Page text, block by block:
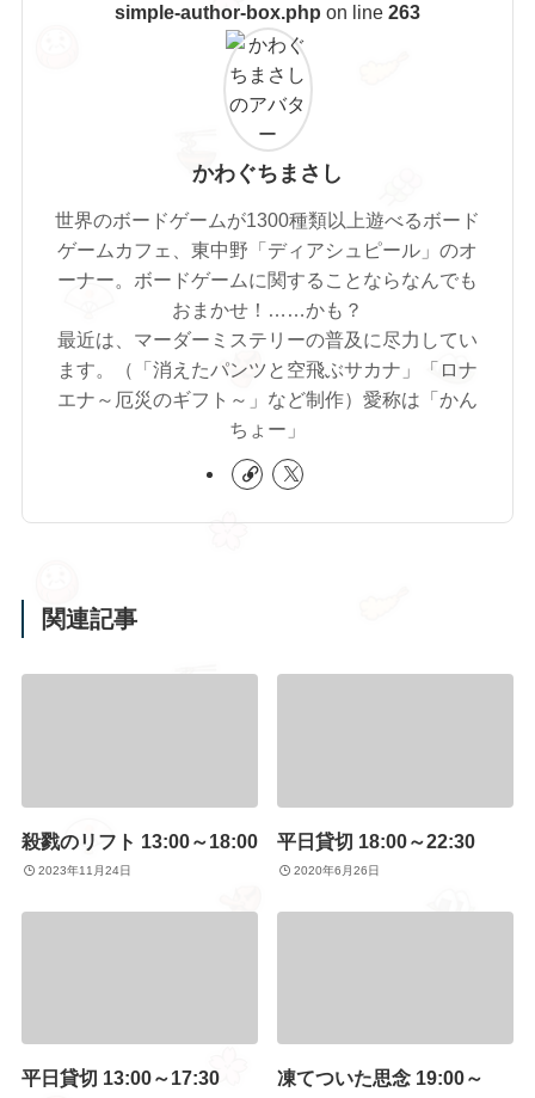
simple-author-box.php on line 263
かわぐちまさし
世界のボードゲームが1300種類以上遊べるボード
ゲームカフェ、東中野「ディアシュピール」のオ
ーナー。ボードゲームに関することならなんでも
おまかせ！……かも？
最近は、マーダーミステリーの普及に尽力してい
ます。（「消えたパンツと空飛ぶサカナ」「ロナ
エナ～厄災のギフト～」など制作）愛称は「かん
ちょー」
関連記事
殺戮のリフト 13:00～18:00
2023年11月24日
平日貸切 18:00～22:30
2020年6月26日
平日貸切 13:00～17:30 凍てついた思念 19:00～